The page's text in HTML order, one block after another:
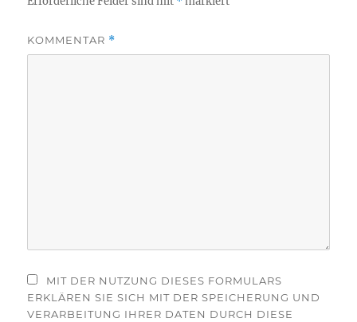
KOMMENTAR *
MIT DER NUTZUNG DIESES FORMULARS
ERKLÄREN SIE SICH MIT DER SPEICHERUNG UND
VERARBEITUNG IHRER DATEN DURCH DIESE